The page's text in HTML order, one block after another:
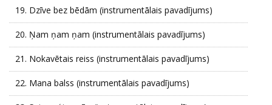
19. Dzīve bez bēdām (instrumentālais pavadījums)
20. Ņam ņam ņam (instrumentālais pavadījums)
21. Nokavētais reiss (instrumentālais pavadījums)
22. Mana balss (instrumentālais pavadījums)